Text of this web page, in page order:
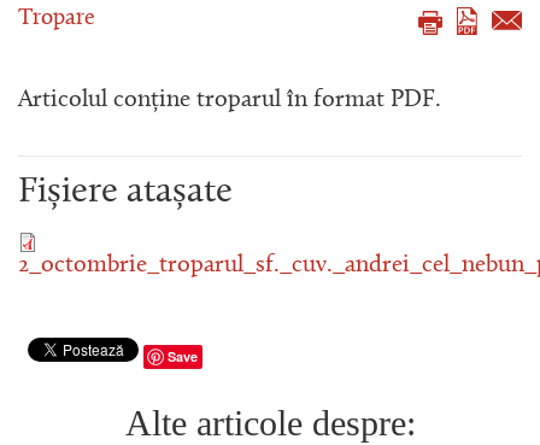
Tropare
Articolul conține troparul în format PDF.
Fișiere atașate
Save
Alte articole despre: